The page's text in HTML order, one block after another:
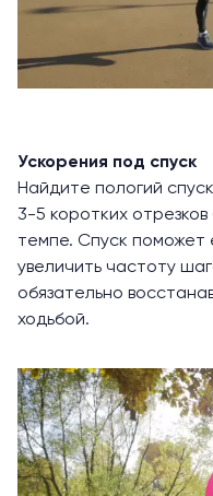
Ускорения под спуск
Найдите пологий
3-5 коротких
темпе. Спуск поможет
увеличить частоту
обязательно
ходьбой.